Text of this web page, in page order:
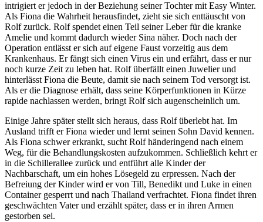
intrigiert er jedoch in der Beziehung seiner Tochter mit Easy Winter.
Als Fiona die Wahrheit herausfindet, zieht sie sich enttäuscht von
Rolf zurück. Rolf spendet einen Teil seiner Leber für die kranke
Amelie und kommt dadurch wieder Sina näher. Doch nach der
Operation entlässt er sich auf eigene Faust vorzeitig aus dem
Krankenhaus. Er fängt sich einen Virus ein und erfährt, dass er nur
noch kurze Zeit zu leben hat. Rolf überfällt einen Juwelier und
hinterlässt Fiona die Beute, damit sie nach seinem Tod versorgt ist.
Als er die Diagnose erhält, dass seine Körperfunktionen in Kürze
rapide nachlassen werden, bringt Rolf sich augenscheinlich um.
Einige Jahre später stellt sich heraus, dass Rolf überlebt hat. Im
Ausland trifft er Fiona wieder und lernt seinen Sohn David kennen.
Als Fiona schwer erkrankt, sucht Rolf händeringend nach einem
Weg, für die Behandlungskosten aufzukommen. Schließlich kehrt er
in die Schillerallee zurück und entführt alle Kinder der
Nachbarschaft, um ein hohes Lösegeld zu erpressen. Nach der
Befreiung der Kinder wird er von Till, Benedikt und Luke in einen
Container gesperrt und nach Thailand verfrachtet. Fiona findet ihren
geschwächten Vater und erzählt später, dass er in ihren Armen
gestorben sei.